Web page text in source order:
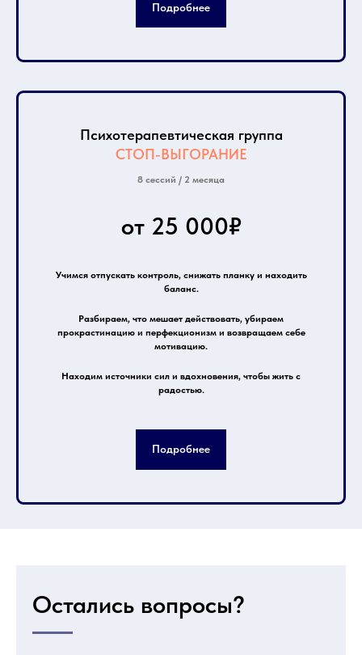
Подробнее
Психотерапевтическая группа
СТОП-ВЫГОРАНИЕ
8 сессий / 2 месяца
от 25 000₽
Учимся отпускать контроль, снижать планку и находить
баланс.
Разбираем, что мешает действовать, убираем
прокрастинацию и перфекционизм и возвращаем себе
мотивацию.
Находим источники сил и вдохновения, чтобы жить с
радостью.
Подробнее
Остались вопросы?